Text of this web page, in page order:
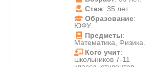
Стаж: 35 лет.
Образование:
ЮФУ.
Предметы:
Математика, Физика.
Кого учит:
школьников 7-11